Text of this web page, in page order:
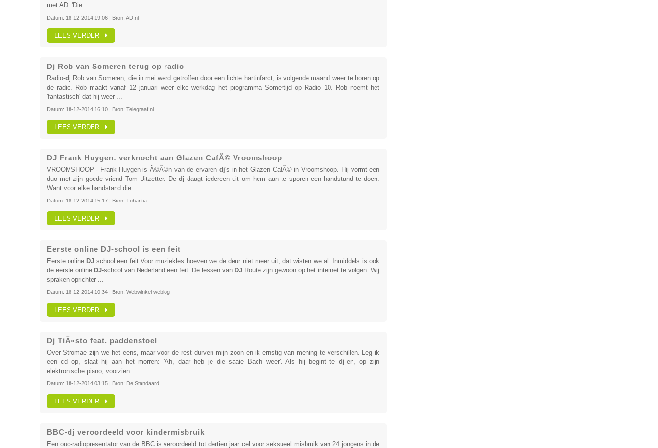
met AD. 'Die ...
Datum: 18-12-2014 19:06| Bron: AD.nl
LEES VERDER
Dj Rob van Someren terug op radio
Radio-dj Rob van Someren, die in mei werd getroffen door een lichte hartinfarct, is volgende maand weer te horen op
de radio. Rob maakt vanaf 12 januari weer elke werkdag het programma Somertijd op Radio 10. Rob noemt het
'fantastisch' dat hij weer ...
Datum: 18-12-2014 16:10| Bron: Telegraaf.nl
LEES VERDER
DJ Frank Huygen: verknocht aan Glazen CafÃ© Vroomshoop
VROOMSHOOP - Frank Huygen is Ã©Ã©n van de ervaren dj's in het Glazen CafÃ© in Vroomshoop. Hij vormt een
duo met zijn goede vriend Tom Uitzetter. Dedj daagt iedereen uit om hem aan te sporen een handstand te doen.
Want voor elke handstand die ...
Datum: 18-12-2014 15:17| Bron: Tubantia
LEES VERDER
Eerste online DJ-school is een feit
Eerste online DJ school een feit Voor muziekles hoeven we de deur niet meer uit, dat wisten we al. Inmiddels is ook
de eerste online DJ-school van Nederland een feit. De lessen van DJRoute zijn gewoon op het internet te volgen. Wij
spraken oprichter ...
Datum: 18-12-2014 10:34| Bron: Webwinkel weblog
LEES VERDER
Dj TiÃ«sto feat. paddenstoel
Over Stromae zijn we het eens, maar voor de rest durven mijn zoon en ik ernstig van mening te verschillen. Leg ik
een cd op, slaat hij aan het morren: 'Ah, daar heb je die saaie Bach weer'. Als hij begint te dj-en, op zijn
elektronische piano, voorzien ...
Datum: 18-12-2014 03:15| Bron: De Standaard
LEES VERDER
BBC-dj veroordeeld voor kindermisbruik
Een oud-radiopresentator van de BBC is veroordeeld tot dertien jaar cel voor seksueel misbruik van 24 jongens in de